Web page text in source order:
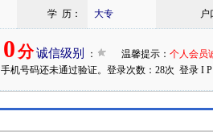
学 历： 大专 户
0分 诚信级别 ： 温馨提示： 个人会员
手机号码还未通过验证。 登录次数：28次 登录 I P